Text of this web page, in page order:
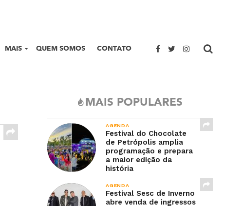
MAIS QUEM SOMOS CONTATO
MAIS POPULARES
AGENDA
Festival do Chocolate
de Petrópolis amplia
programação e prepara
a maior edição da
história
AGENDA
Festival Sesc de Inverno
abre venda de ingressos